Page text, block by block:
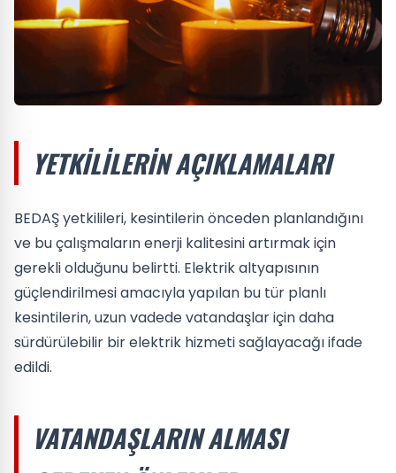
YETKILILERIN AÇIKLAMALARI
BEDAŞ yetkilileri, kesintilerin önceden planlandığını
ve bu çalışmaların enerji kalitesini artırmak için
gerekli olduğunu belirtti. Elektrik altyapısının
güçlendirilmesi amacıyla yapılan bu tür planlı
kesintilerin, uzun vadede vatandaşlar için daha
sürdürülebilir bir elektrik hizmeti sağlayacağı ifade
edildi.
VATANDAŞLARIN ALMASI